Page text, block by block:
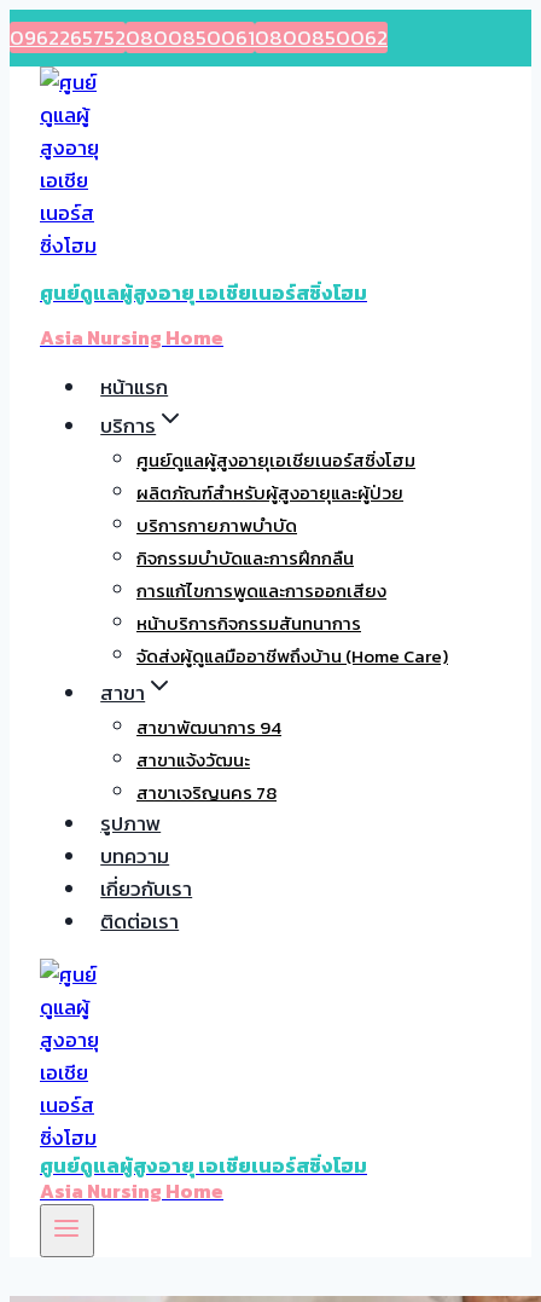
Skip
to
content
096226575208008500610800850062
ศูนย์ดูแลผู้สูงอายุ เอเชียเนอร์สซิ่งโฮม
Asia Nursing Home
หน้าแรก
บริการ
ศูนย์ดูแลผู้สูงอายุเอเชียเนอร์สซิ่งโฮม
ผลิตภัณฑ์สำหรับผู้สูงอายุและผู้ป่วย
บริการกายภาพบำบัด
กิจกรรมบำบัดและการฝึกกลืน
การแก้ไขการพูดและการออกเสียง
หน้าบริการกิจกรรมสันทนาการ
จัดส่งผู้ดูแลมืออาชีพถึงบ้าน (Home Care)
สาขา
สาขาพัฒนาการ 94
สาขาแจ้งวัฒนะ
สาขาเจริญนคร 78
รูปภาพ
บทความ
เกี่ยวกับเรา
ติดต่อเรา
ศูนย์ดูแลผู้สูงอายุ เอเชียเนอร์สซิ่งโฮม
Asia Nursing Home